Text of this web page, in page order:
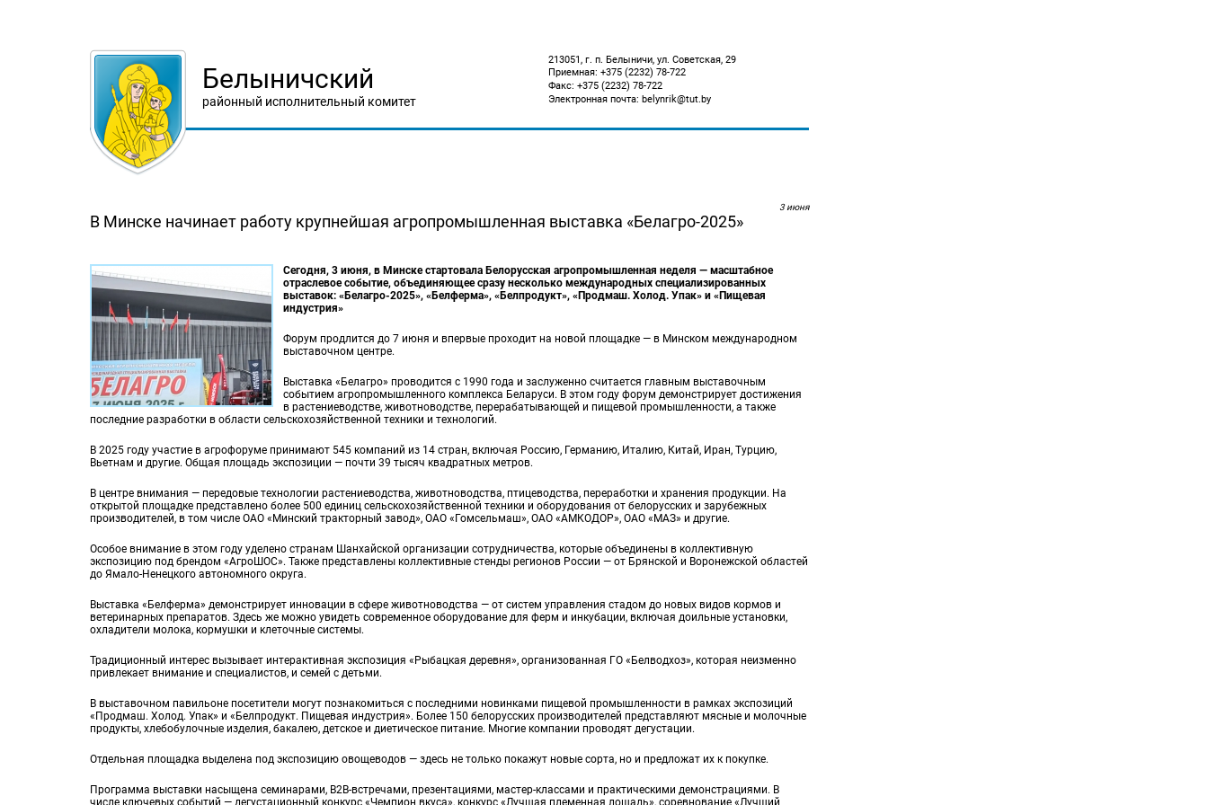
Белыничский
районный исполнительный комитет
213051, г. п. Белыничи, ул. Советская, 29
Приемная: +375 (2232) 78-722
Факс: +375 (2232) 78-722
Электронная почта: belynrik@tut.by
3 июня
В Минске начинает работу крупнейшая агропромышленная выставка «Белагро-2025»
Сегодня, 3 июня, в Минске стартовала Белорусская агропромышленная неделя — масштабное
отраслевое событие, объединяющее сразу несколько международных специализированных
выставок: «Белагро-2025», «Белферма», «Белпродукт», «Продмаш. Холод. Упак» и «Пищевая
индустрия»
Форум продлится до 7 июня и впервые проходит на новой площадке — в Минском международном
выставочном центре.
Выставка «Белагро» проводится с 1990 года и заслуженно считается главным выставочным
событием агропромышленного комплекса Беларуси. В этом году форум демонстрирует достижения
в растениеводстве, животноводстве, перерабатывающей и пищевой промышленности, а также
последние разработки в области сельскохозяйственной техники и технологий.
В 2025 году участие в агрофоруме принимают 545 компаний из 14 стран, включая Россию, Германию, Италию, Китай, Иран, Турцию,
Вьетнам и другие. Общая площадь экспозиции — почти 39 тысяч квадратных метров.
В центре внимания — передовые технологии растениеводства, животноводства, птицеводства, переработки и хранения продукции. На
открытой площадке представлено более 500 единиц сельскохозяйственной техники и оборудования от белорусских и зарубежных
производителей, в том числе ОАО «Минский тракторный завод», ОАО «Гомсельмаш», ОАО «АМКОДОР», ОАО «МАЗ» и другие.
Особое внимание в этом году уделено странам Шанхайской организации сотрудничества, которые объединены в коллективную
экспозицию под брендом «АгроШОС». Также представлены коллективные стенды регионов России — от Брянской и Воронежской областей
до Ямало-Ненецкого автономного округа.
Выставка «Белферма» демонстрирует инновации в сфере животноводства — от систем управления стадом до новых видов кормов и
ветеринарных препаратов. Здесь же можно увидеть современное оборудование для ферм и инкубации, включая доильные установки,
охладители молока, кормушки и клеточные системы.
Традиционный интерес вызывает интерактивная экспозиция «Рыбацкая деревня», организованная ГО «Белводхоз», которая неизменно
привлекает внимание и специалистов, и семей с детьми.
В выставочном павильоне посетители могут познакомиться с последними новинками пищевой промышленности в рамках экспозиций
«Продмаш. Холод. Упак» и «Белпродукт. Пищевая индустрия». Более 150 белорусских производителей представляют мясные и молочные
продукты, хлебобулочные изделия, бакалею, детское и диетическое питание. Многие компании проводят дегустации.
Отдельная площадка выделена под экспозицию овощеводов — здесь не только покажут новые сорта, но и предложат их к покупке.
Программа выставки насыщена семинарами, В2В-встречами, презентациями, мастер-классами и практическими демонстрациями. В
числе ключевых событий — дегустационный конкурс «Чемпион вкуса», конкурс «Лучшая племенная лошадь», соревнование «Лучший